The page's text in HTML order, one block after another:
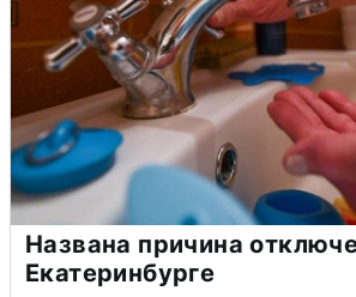
Названа причина
Екатеринбурге